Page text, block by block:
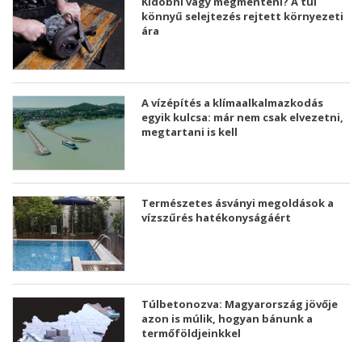
könnyű selejtezés rejtett környezeti
ára
A vízépítés a klímaalkalmazkodás
egyik kulcsa: már nem csak elvezetni,
megtartani is kell
Természetes ásványi megoldások a
vízszűrés hatékonyságáért
Túlbetonozva: Magyarország jövője
azon is múlik, hogyan bánunk a
termőföldjeinkkel